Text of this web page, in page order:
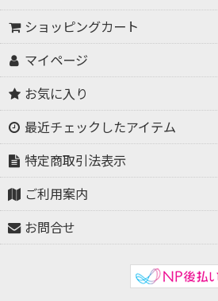
ショッピングカート
マイページ
お気に入り
最近チェックしたアイテム
特定商取引法表示
ご利用案内
お問合せ